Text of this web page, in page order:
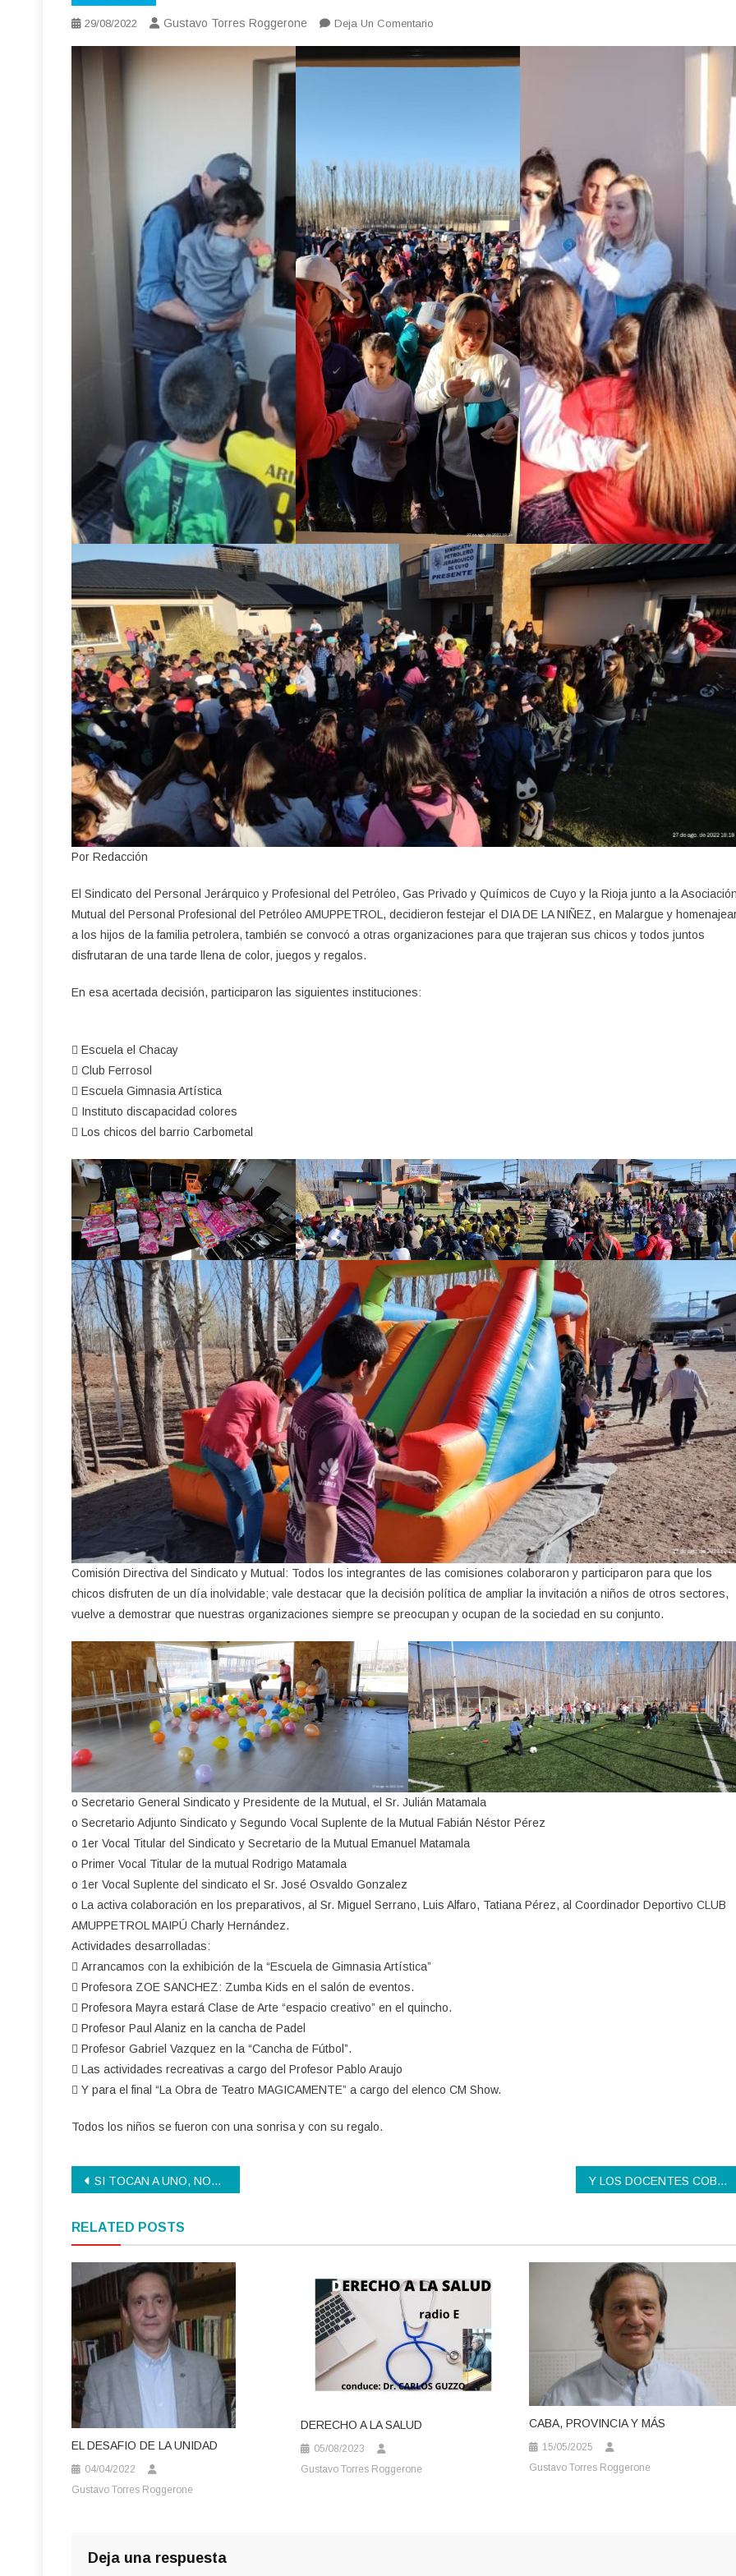
29/08/2022 Gustavo Torres Roggerone Deja Un Comentario
DEL
Por Redacción
El Sindicato del Personal Jerárquico y Profesional del Petróleo, Gas Privado y Químicos de Cuyo y la Rioja junto a la
Mutual del Personal Profesional del Petróleo AMUPPETROL, decidieron festejar el DIA DE LA NIÑEZ, en Malargue y
a los hijos de la familia petrolera, también se convocó a otras organizaciones para que trajeran sus chicos y todos juntos
disfrutaran de una tarde llena de color, juegos y regalos.
En esa acertada decisión, participaron las siguientes instituciones:
 Escuela el Chacay
 Club Ferrosol
 Escuela Gimnasia Artística
 Instituto discapacidad colores
 Los chicos del barrio Carbometal
Comisión Directiva del Sindicato y Mutual: Todos los integrantes de las comisiones colaboraron y participaron para que los
chicos disfruten de un día inolvidable; vale destacar que la decisión política de ampliar la invitación a niños de otros sectores,
vuelve a demostrar que nuestras organizaciones siempre se preocupan y ocupan de la sociedad en su conjunto.
o Secretario General Sindicato y Presidente de la Mutual, el Sr. Julián Matamala
o Secretario Adjunto Sindicato y Segundo Vocal Suplente de la Mutual Fabián Néstor Pérez
o 1er Vocal Titular del Sindicato y Secretario de la Mutual Emanuel Matamala
o Primer Vocal Titular de la mutual Rodrigo Matamala
o 1er Vocal Suplente del sindicato el Sr. José Osvaldo Gonzalez
o La activa colaboración en los preparativos, al Sr. Miguel Serrano, Luis Alfaro, Tatiana Pérez, al Coordinador Deportivo CLUB
AMUPPETROL MAIPÚ Charly Hernández.
Actividades desarrolladas:
 Arrancamos con la exhibición de la “Escuela de Gimnasia Artística”
 Profesora ZOE SANCHEZ: Zumba Kids en el salón de eventos.
 Profesora Mayra estará Clase de Arte “espacio creativo” en el quincho.
 Profesor Paul Alaniz en la cancha de Padel
 Profesor Gabriel Vazquez en la “Cancha de Fútbol”.
 Las actividades recreativas a cargo del Profesor Pablo Araujo
 Y para el final “La Obra de Teatro MAGICAMENTE” a cargo del elenco CM Show.
Todos los niños se fueron con una sonrisa y con su regalo.
Navegación
entradas
SI TOCAN A UNO, NOS TOCAN A TODOS Y LOS DOCENTES COBRAN MENOS…
RELATED POSTS
EL DESAFIO DE LA UNIDAD
04/04/2022
Gustavo Torres Roggerone
DERECHO A LA SALUD
05/08/2023
Gustavo Torres Roggerone
CABA, PROVINCIA Y MÁS
15/05/2025
Gustavo Torres Roggerone
Deja una respuesta